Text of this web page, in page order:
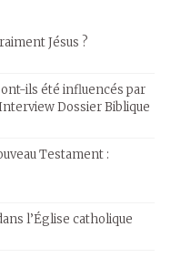
Jésus ?
ils été influencés par
Dossier Biblique
Testament :
l’Église catholique